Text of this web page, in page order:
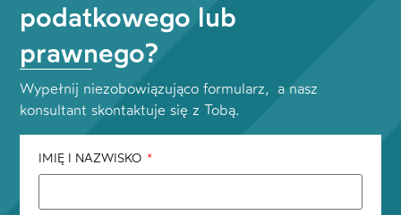
podatkowego lub
prawnego?
Wypełnij niezobowiązująco formularz, a nasz
konsultant skontaktuje się z Tobą.
IMIĘ I NAZWISKO